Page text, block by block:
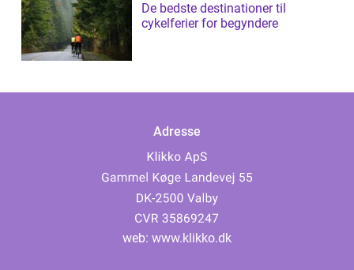
De bedste destinationer til
cykelferier for begyndere
Adresse
web: www.klikko.dk